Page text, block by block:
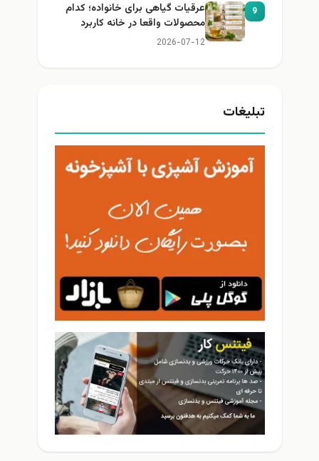
9
عرقیات گیاهی برای خانواده؛ کدام
محصولات واقعا در خانه کاربرد
دارند؟
2026-07-12
تبلیغات